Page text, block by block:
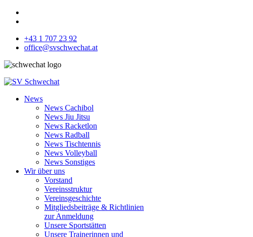
+43 1 707 23 92
office@svschwechat.at
News
News Cachibol
News Jiu Jitsu
News Racketlon
News Radball
News Tischtennis
News Volleyball
News Sonstiges
Wir über uns
Vorstand
Vereinsstruktur
Vereinsgeschichte
Mitgliedsbeiträge & Richtlinien
zur Anmeldung
Unsere Sportstätten
Unsere Trainerinnen und